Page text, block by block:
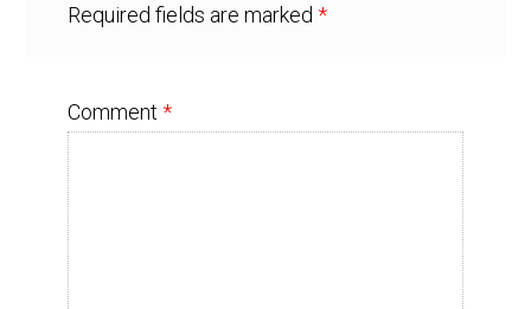
Required fields are marked*
Comment*